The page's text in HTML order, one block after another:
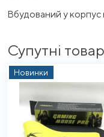
Вбудований у корпус
Супутні
Новинки